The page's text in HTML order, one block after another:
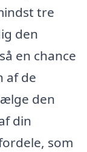
tre
den
en chance
af de
den
din
som